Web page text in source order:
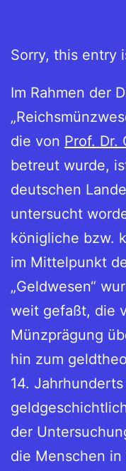
Sorry, this entry
Im Rahmen der
die von Prof. Dr.
betreut wurde,
deutschen
untersucht
königliche bzw.
im Mittelpunkt
„Geldwesen“
weit gefaßt, die
Münzprägung
hin zum
14.
der
die Menschen